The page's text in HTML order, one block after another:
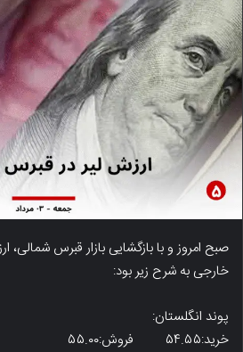
صبح امروز و با بازگشایی بازار قبرس شمالی،
خارجی به شرح زیر بود:
پوند انگلستان:
خرید:۵۴.۵۵ فروش:۵۵.۰۰